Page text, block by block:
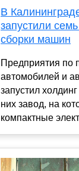
В
запустили
сборки машин
Предприятия по
автомобилей и
запустил
них завод, на
компактные